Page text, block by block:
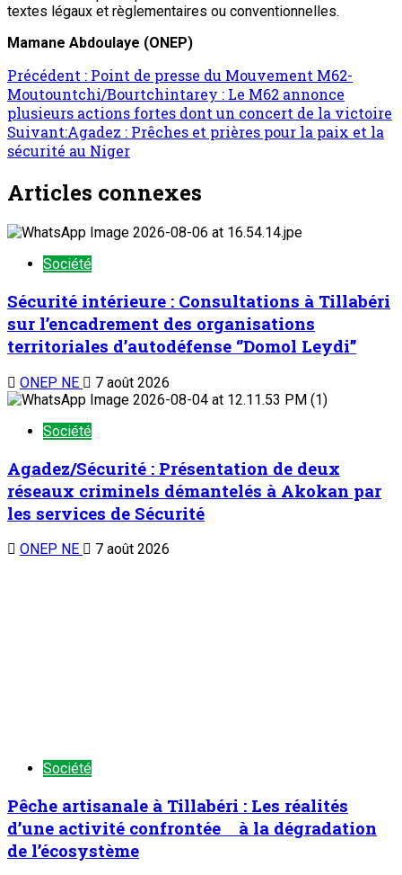
textes légaux et règlementaires ou conventionnelles.
Mamane Abdoulaye (ONEP)
Précédent : Point de presse du Mouvement M62-
Moutountchi/Bourtchintarey : Le M62 annonce
plusieurs actions fortes dont un concert de la victoire
Suivant:Agadez : Prêches et prières pour la paix et la
sécurité au Niger
Articles connexes
Société
Sécurité intérieure : Consultations à Tillabéri
sur l’encadrement des organisations
territoriales d’autodéfense ‘’Domol Leydi’’
ONEP NE 7 août 2026
Société
Agadez/Sécurité : Présentation de deux
réseaux criminels démantelés à Akokan par
les services de Sécurité
ONEP NE 7 août 2026
Société
Pêche artisanale à Tillabéri : Les réalités
d’une activité confrontée à la dégradation
de l’écosystème